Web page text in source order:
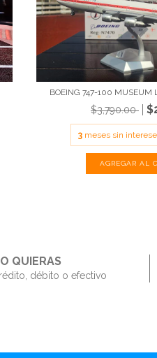
BOEING 747-100 MUSEUM
$3,790.00
3 meses sin
QUIERAS
débito o efectivo